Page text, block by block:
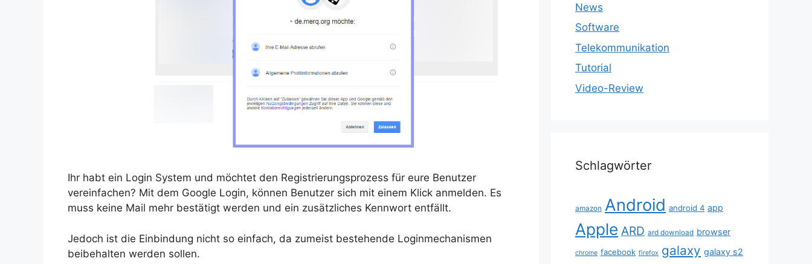
Ihr habt ein Login System und möchtet den Registrierungsprozess für eure Benutzer
vereinfachen? Mit dem Google Login, können Benutzer sich mit einem Klick anmelden. Es
muss keine Mail mehr bestätigt werden und ein zusätzliches Kennwort entfällt.
Jedoch ist die Einbindung nicht so einfach, da zumeist bestehende Loginmechanismen
beibehalten werden sollen.
News
Software
Telekommunikation
Tutorial
Video-Review
Schlagwörter
amazon Android android 4 app
Apple ARD ard download browser
chrome facebook firefox galaxy galaxy s2